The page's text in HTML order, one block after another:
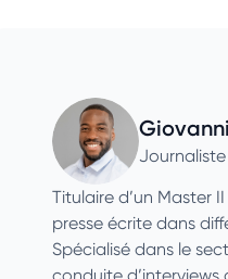
Titulaire d’un Master
presse écrite dans
Spécialisé dans le